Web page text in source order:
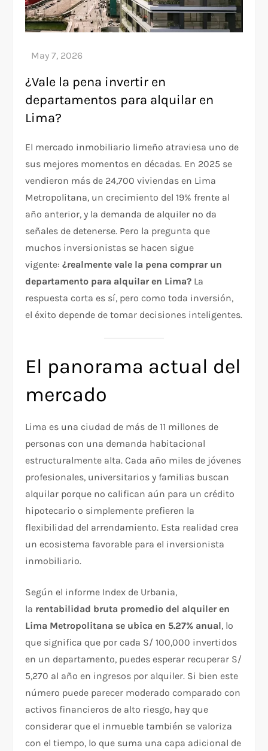
¿Vale la pena invertir en
departamentos para alquilar en
Lima?
El mercado inmobiliario limeño atraviesa uno de
sus mejores momentos en décadas. En 2025 se
vendieron más de 24,700 viviendas en Lima
Metropolitana, un crecimiento del 19% frente al
año anterior, y la demanda de alquiler no da
señales de detenerse. Pero la pregunta que
muchos inversionistas se hacen sigue
vigente:¿realmente vale la pena comprar un
departamento para alquilar en Lima? La
respuesta corta es sí, pero como toda inversión,
el éxito depende de tomar decisiones inteligentes.
El panorama actual del
mercado
Lima es una ciudad de más de 11 millones de
personas con una demanda habitacional
estructuralmente alta. Cada año miles de jóvenes
profesionales, universitarios y familias buscan
alquilar porque no califican aún para un crédito
hipotecario o simplemente prefieren la
flexibilidad del arrendamiento. Esta realidad crea
un ecosistema favorable para el inversionista
inmobiliario.
Según el informe Index de Urbania,
la rentabilidad bruta promedio del alquiler en
Lima Metropolitana se ubica en 5.27% anual, lo
que significa que por cada S/ 100,000 invertidos
en un departamento, puedes esperar recuperar S/
5,270 al año en ingresos por alquiler. Si bien este
número puede parecer moderado comparado con
activos financieros de alto riesgo, hay que
considerar que el inmueble también se valoriza
con el tiempo, lo que suma una capa adicional de